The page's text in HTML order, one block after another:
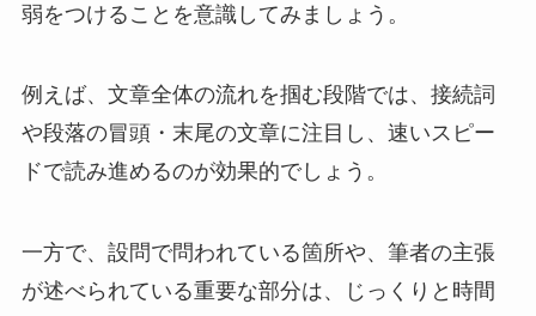
弱をつけることを意識してみましょう。
例えば、文章全体の流れを掴む段階では、接続詞
や段落の冒頭・末尾の文章に注目し、速いスピー
ドで読み進めるのが効果的でしょう。
一方で、設問で問われている箇所や、筆者の主張
が述べられている重要な部分は、じっくりと時間